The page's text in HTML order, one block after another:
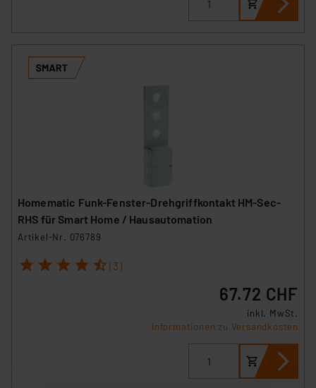
Homematic Funk-Fenster-Drehgriffkontakt HM-Sec-
RHS für Smart Home / Hausautomation
Artikel-Nr. 076789
1 2 3 4 5 (3)
67.72 CHF
inkl. MwSt.
Informationen zu Versandkosten